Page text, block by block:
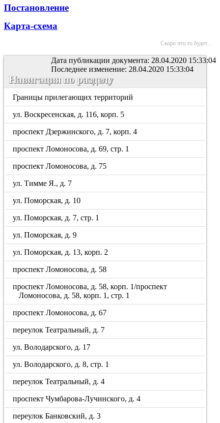
Постановление
Карта-схема
Скоро что то будет...
Дата публикации документа: 28.04.2020 15:33:04
Последнее изменение: 28.04.2020 15:33:04
Навигация по разделу
Границы прилегающих территорий
ул. Воскресенская, д. 116, корп. 5
проспект Дзержинского, д. 7, корп. 4
проспект Ломоносова, д. 69, стр. 1
проспект Ломоносова, д. 75
ул. Тимме Я., д. 7
ул. Поморская, д. 10
ул. Поморская, д. 7, стр. 1
ул. Поморская, д. 9
ул. Поморская, д. 13, корп. 2
проспект Ломоносова, д. 58
проспект Ломоносова, д. 58, корп. 1/проспект
Ломоносова, д. 58, корп. 1, стр. 1
проспект Ломоносова, д. 67
переулок Театральный, д. 7
ул. Володарского, д. 17
ул. Володарского, д. 8, стр. 1
переулок Театральный, д. 4
проспект Чумбарова-Лучинского, д. 4
переулок Банковский, д. 3